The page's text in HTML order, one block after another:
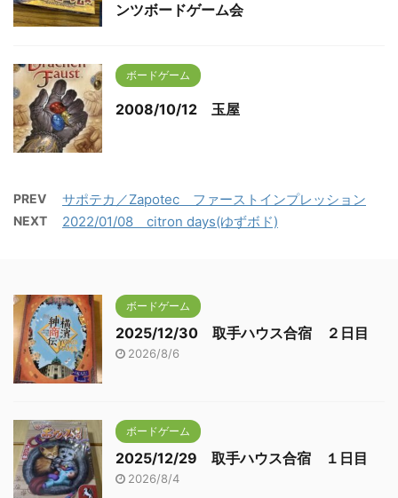
ンツボードゲーム会
ボードゲーム
2008/10/12 玉屋
PREV サポテカ／Zapotec ファーストインプレッション
NEXT 2022/01/08 citron days(ゆずボド)
ボードゲーム
2025/12/30 取手ハウス合宿 ２日目
2026/8/6
ボードゲーム
2025/12/29 取手ハウス合宿 １日目
2026/8/4